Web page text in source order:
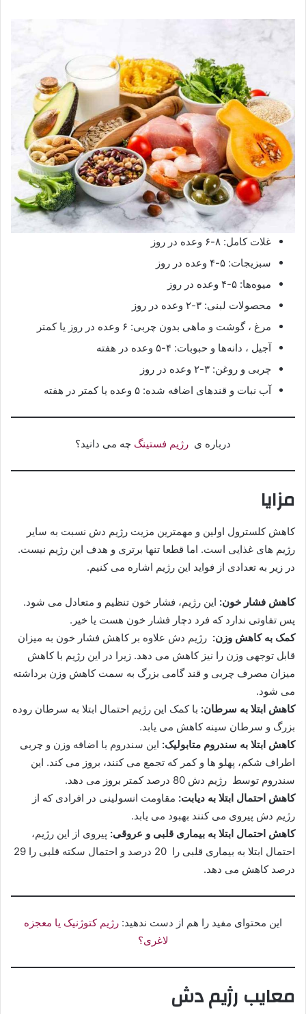
غلات کامل: ۸-۶ وعده در روز
سبزیجات: ۵-۴ وعده در روز
میوه‌ها: ۵-۴ وعده در روز
محصولات لبنی: ۳-۲ وعده در روز
مرغ ، گوشت و ماهی بدون چربی: ۶ وعده در روز یا کمتر
آجیل ، دانه‌ها و حبوبات: ۴-۵ وعده در هفته
چربی و روغن: ۳-۲ وعده در روز
آب نبات و قندهای اضافه شده: ۵ وعده یا کمتر در هفته
درباره ی رژیم فستینگ چه می دانید؟
مزایا
کاهش کلسترول اولین و مهمترین مزیت رژیم دش نسبت به سایر
رژیم های غذایی است. اما قطعا تنها برتری و هدف این رژیم نیست.
در زیر به تعدادی از فواید این رژیم اشاره می کنیم.
کاهش فشار خون: این رژیم، فشار خون تنظیم و متعادل می شود.
پس تفاوتی ندارد که فرد دچار فشار خون هست یا خیر.
کمک به کاهش وزن: رژیم دش علاوه بر کاهش فشار خون به میزان
قابل توجهی وزن را نیز کاهش می دهد. زیرا در این رژیم با کاهش
میزان مصرف چربی و قند گامی بزرگ به سمت کاهش وزن برداشته
می شود.
کاهش ابتلا به سرطان: با کمک این رژیم احتمال ابتلا به سرطان روده
بزرگ و سرطان سینه کاهش می یابد.
کاهش ابتلا به سندروم متابولیک: این سندروم با اضافه وزن و چربی
اطراف شکم، پهلو ها و کمر که تجمع می کنند، بروز می کند. این
سندروم توسط رژیم دش 80 درصد کمتر بروز می دهد.
کاهش احتمال ابتلا به دیابت: مقاومت انسولینی در افرادی که از
رژیم دش پیروی می کنند بهبود می یابد.
کاهش احتمال ابتلا به بیماری قلبی و عروقی: پیروی از این رژیم،
احتمال ابتلا به بیماری قلبی را 20 درصد و احتمال سکته قلبی را 29
درصد کاهش می دهد.
این محتوای مفید را هم از دست ندهید: رژیم کتوژنیک یا معجزه
لاغری؟
معایب رژیم دش